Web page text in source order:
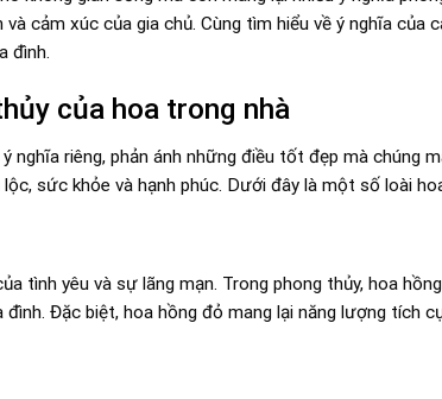
và cảm xúc của gia chủ. Cùng tìm hiểu về ý nghĩa
đình.
của hoa trong nhà
nghĩa riêng, phản ánh những điều tốt đẹp mà chúng
sức khỏe và hạnh phúc. Dưới đây là một số loài
tình yêu và sự lãng mạn. Trong phong thủy, hoa
đình. Đặc biệt, hoa hồng đỏ mang lại năng lượng